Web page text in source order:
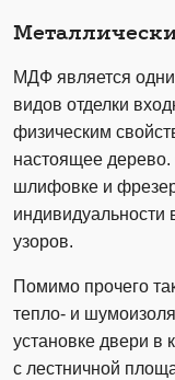
МДФ является
видов отделки
физическим
настоящее
шлифовке и
индивидуальности
узоров.
Помимо прочего
тепло- и
установке двери в
с лестничной